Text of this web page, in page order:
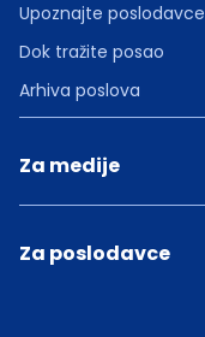
Upoznajte poslodavce
Dok tražite posao
Arhiva poslova
Za medije
Za poslodavce